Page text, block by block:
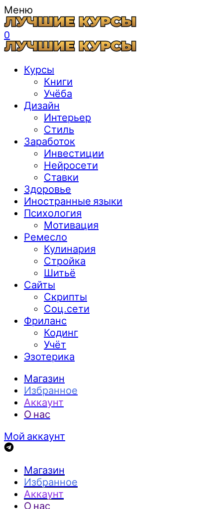
Меню
0
Курсы
Книги
Учёба
Дизайн
Интерьер
Стиль
Заработок
Инвестиции
Нейросети
Ставки
Здоровье
Иностранные языки
Психология
Мотивация
Ремесло
Кулинария
Стройка
Шитьё
Сайты
Скрипты
Соц.сети
Фриланс
Кодинг
Учёт
Эзотерика
Магазин
Избранное
Аккаунт
О нас
Мой аккаунт
Магазин
Избранное
Аккаунт
О нас